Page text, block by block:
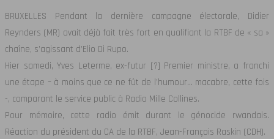
BRUXELLES Pendant la dernière campagne électorale, Didier
Reynders (MR) avait déjà fait très fort en qualifiant la RTBF de « sa »
chaîne, s’agissant d’Elio Di Rupo.
Hier samedi, Yves Leterme, ex-futur [?] Premier ministre, a franchi
une étape – à moins que ce ne fût de l’humour… macabre, cette fois
-, comparant le service public à Radio Mille Collines.
Pour mémoire, cette radio émit durant le génocide rwandais.
Réaction du président du CA de la RTBF, Jean-François Raskin (CDH).